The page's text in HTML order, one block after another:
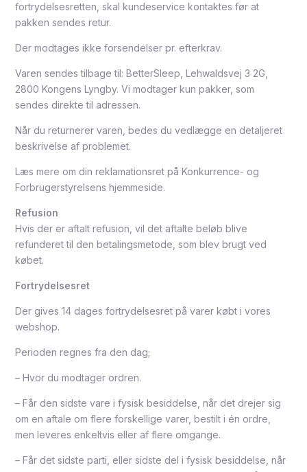
fortrydelsesretten, skal kundeservice kontaktes før at
pakken sendes retur.
Der modtages ikke forsendelser pr. efterkrav.
Varen sendes tilbage til: BetterSleep, Lehwaldsvej 3 2G,
2800 Kongens Lyngby. Vi modtager kun pakker, som
sendes direkte til adressen.
Når du returnerer varen, bedes du vedlægge en detaljeret
beskrivelse af problemet.
Læs mere om din reklamationsret på Konkurrence- og
Forbrugerstyrelsens hjemmeside.
Refusion
Hvis der er aftalt refusion, vil det aftalte beløb blive
refunderet til den betalingsmetode, som blev brugt ved
købet.
Fortrydelsesret
Der gives 14 dages fortrydelsesret på varer købt i vores
webshop.
Perioden regnes fra den dag;
– Hvor du modtager ordren.
– Får den sidste vare i fysisk besiddelse, når det drejer sig
om en aftale om flere forskellige varer, bestilt i én ordre,
men leveres enkeltvis eller af flere omgange.
– Får det sidste parti, eller sidste del i fysisk besiddelse, når